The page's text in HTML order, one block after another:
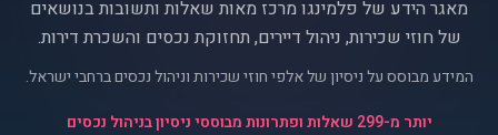
מאגר הידע של פלמינגו מרכז מאות שאלות ותשובות בנושאים
של חוזי שכירות, ניהול דיירים, תחזוקת נכסים והשכרת דירות.
המידע מבוסס על ניסיון של אלפי חוזי שכירות וניהול נכסים ברחבי ישראל.
יותר מ-299 שאלות ופתרונות מבוססי ניסיון בניהול נכסים